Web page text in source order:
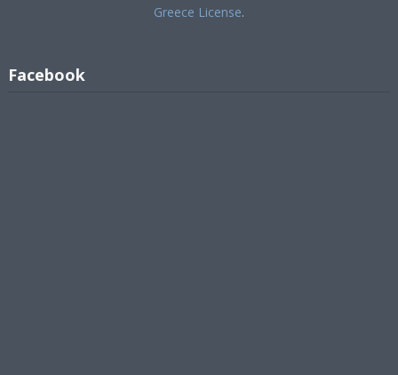
Greece License.
Facebook